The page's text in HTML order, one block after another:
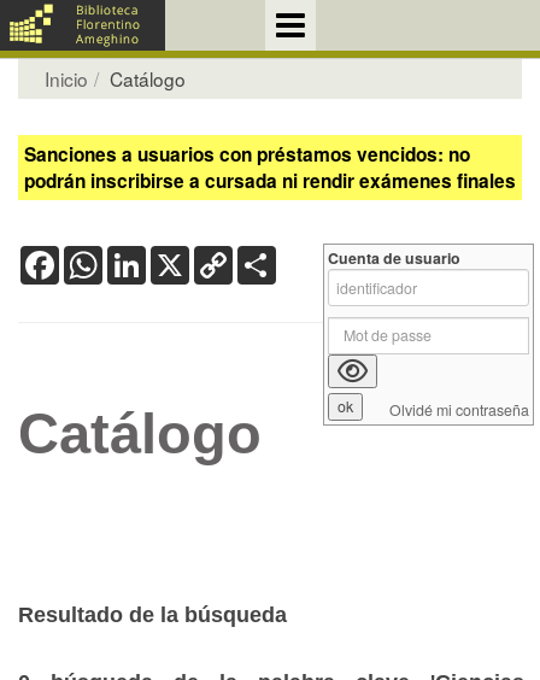
Inicio Catálogo
Sanciones a usuarios con préstamos vencidos: no
podrán inscribirse a cursada ni rendir exámenes finales
FacebookWhatsApp
LinkedIn
X Copy
Link
Catálogo
Resultado de la búsqueda
Cuenta de usuario
Olvidé mi contraseña